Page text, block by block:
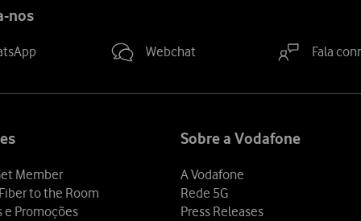
nos
Webchat Fala
Member
to the Room
e Promoções
Sobre a Vodafone
A Vodafone
Rede 5G
Press Releases